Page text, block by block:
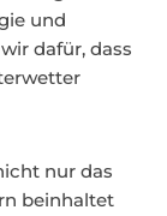
und
dafür, dass
nur das
beinhaltet